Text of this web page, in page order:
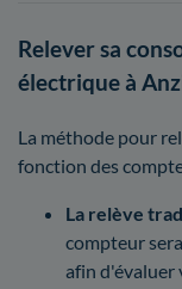
Relever sa
électrique à
La méthode pour
fonction des
La relève
compteur
afin d'évaluer